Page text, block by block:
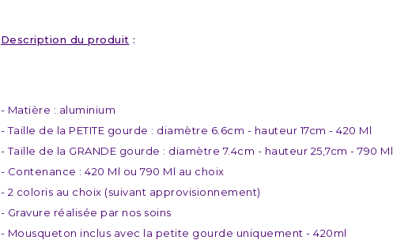
Description du produit :
- Matière : aluminium
- Taille de la PETITE gourde : diamètre 6.6cm - hauteur 17cm - 420 Ml
- Taille de la GRANDE gourde : diamètre 7.4cm - hauteur 25,7cm - 790 Ml
- Contenance : 420 Ml ou 790 Ml au choix
- 2 coloris au choix (suivant approvisionnement)
- Gravure réalisée par nos soins
- Mousqueton inclus avec la petite gourde uniquement - 420ml